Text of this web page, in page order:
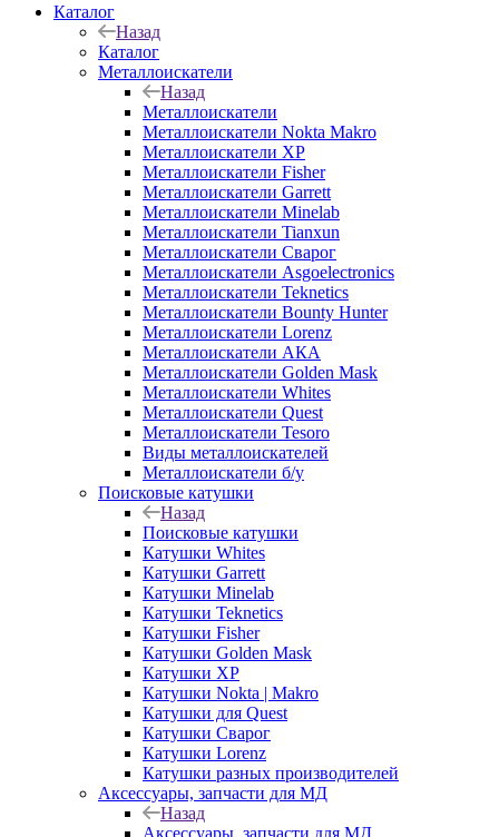
Каталог
Назад
Каталог
Металлоискатели
Назад
Металлоискатели
Металлоискатели Nokta Makro
Металлоискатели XP
Металлоискатели Fisher
Металлоискатели Garrett
Металлоискатели Minelab
Металлоискатели Tianxun
Металлоискатели Сварог
Металлоискатели Asgoelectronics
Металлоискатели Teknetics
Металлоискатели Bounty Hunter
Металлоискатели Lorenz
Металлоискатели АКА
Металлоискатели Golden Mask
Металлоискатели Whites
Металлоискатели Quest
Металлоискатели Tesoro
Виды металлоискателей
Металлоискатели б/у
Поисковые катушки
Назад
Поисковые катушки
Катушки Whites
Катушки Garrett
Катушки Minelab
Катушки Teknetics
Катушки Fisher
Катушки Golden Mask
Катушки XP
Катушки Nokta | Makro
Катушки для Quest
Катушки Сварог
Катушки Lorenz
Катушки разных производителей
Аксессуары, запчасти для МД
Назад
Аксессуары, запчасти для МД